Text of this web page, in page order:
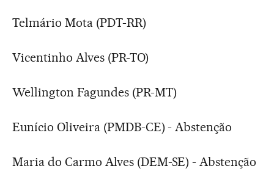
Telmário Mota (PDT-RR)
Vicentinho Alves (PR-TO)
Wellington Fagundes (PR-MT)
Eunício Oliveira (PMDB-CE) - Abstenção
Maria do Carmo Alves (DEM-SE) - Abstenção